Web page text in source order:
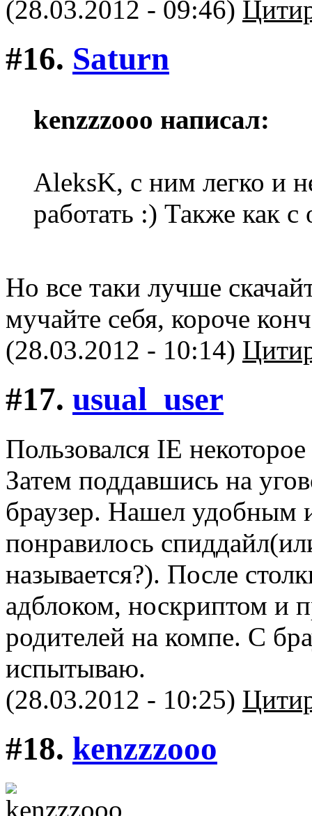
(28.03.2012 - 09:46)
#16. Saturn
kenzzzooo написал:
AleksK, с ним легко и
работать :) Также как
Но все таки лучше
мучайте себя, короче
(28.03.2012 - 10:14)
#17. usual_user
Пользовался IE
Затем поддавшись на
браузер. Нашел удобным
понравилось
называется?). После
адблоком, носкриптом и
родителей на компе. С
испытываю.
(28.03.2012 - 10:25)
#18. kenzzzooo